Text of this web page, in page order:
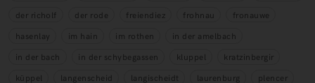
der richolf
der rode freiendiez frohnau
fronauwe
hasenlay
im hain im rothen
in der amelbach
in der bach
in der schybegassen kluppel
kratzinbergir
küppel
langenscheid langischeidt laurenburg plencer